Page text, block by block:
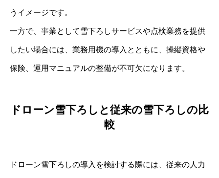
うイメージです。
一方で、事業として雪下ろしサービスや点検業務を提供
したい場合には、業務用機の導入とともに、操縦資格や
保険、運用マニュアルの整備が不可欠になります。
ドローン雪下ろしと従来の雪下ろしの比
較
ドローン雪下ろしの導入を検討する際には、従来の人力